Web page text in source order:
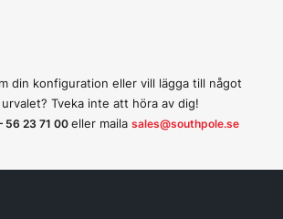
din konfiguration eller vill lägga till något
Tveka inte att höra av dig!
56 23 71 00 eller maila sales@southpole.se